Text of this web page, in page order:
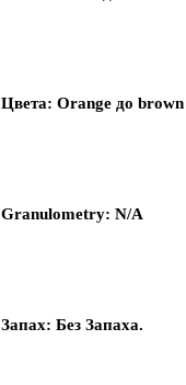
Цвета: Orange до brown
Granulometry: N/A
Запах: Без Запаха.